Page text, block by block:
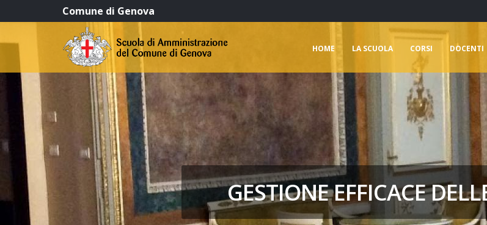
Comune di Genova
HOME LA SCUOLA CORSI DOCENTI
GESTIONE EFFICACE